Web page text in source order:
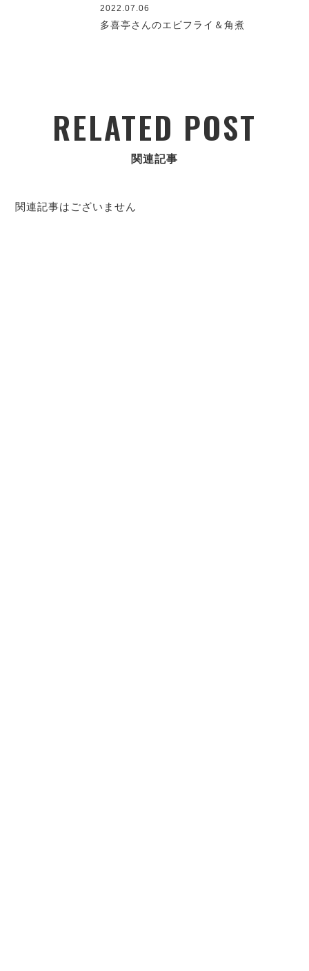
2022.07.06
多喜亭さんのエビフライ＆角煮
RELATED POST
関連記事
関連記事はございません